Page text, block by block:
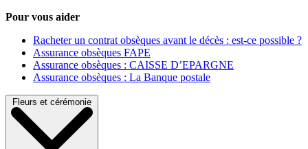
Pour vous aider
Racheter un contrat obsèques avant le décès : est-ce possible ?
Assurance obsèques FAPE
Assurance obsèques : CAISSE D’EPARGNE
Assurance obsèques : La Banque postale
Fleurs et cérémonie